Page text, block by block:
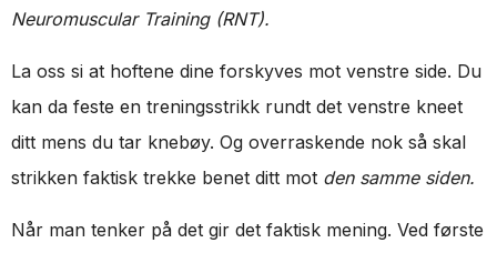
Neuromuscular Training (RNT).
La oss si at hoftene dine forskyves mot venstre side. Du
kan da feste en treningsstrikk rundt det venstre kneet
ditt mens du tar knebøy. Og overraskende nok så skal
strikken faktisk trekke benet ditt mot den samme siden.
Når man tenker på det gir det faktisk mening. Ved første